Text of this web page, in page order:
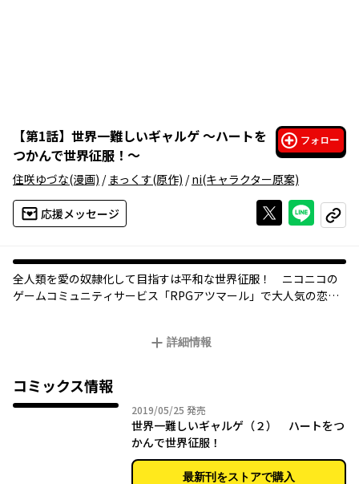
【第1話】 世界一難しいギャルゲ ～ハートを
つかんで世界征服！～
フォロー
住咲ゆづな(漫画) / まっくす(原作) /ni(キャラクター原案)
応援メッセージ Xで投稿する
ライン
コピー
全人類を愛の奴隷化して目指すは平和な世界征服！ ニコニコの
ゲームコミュニティサービス「RPGアツマール」で大人気の恋愛S
詳細情報
コミックス情報
2019/05/25 2019年05月25日
発売
世界一難しいギャルゲ（２） ハートをつ
かんで世界征服！
最新刊をストアで購入